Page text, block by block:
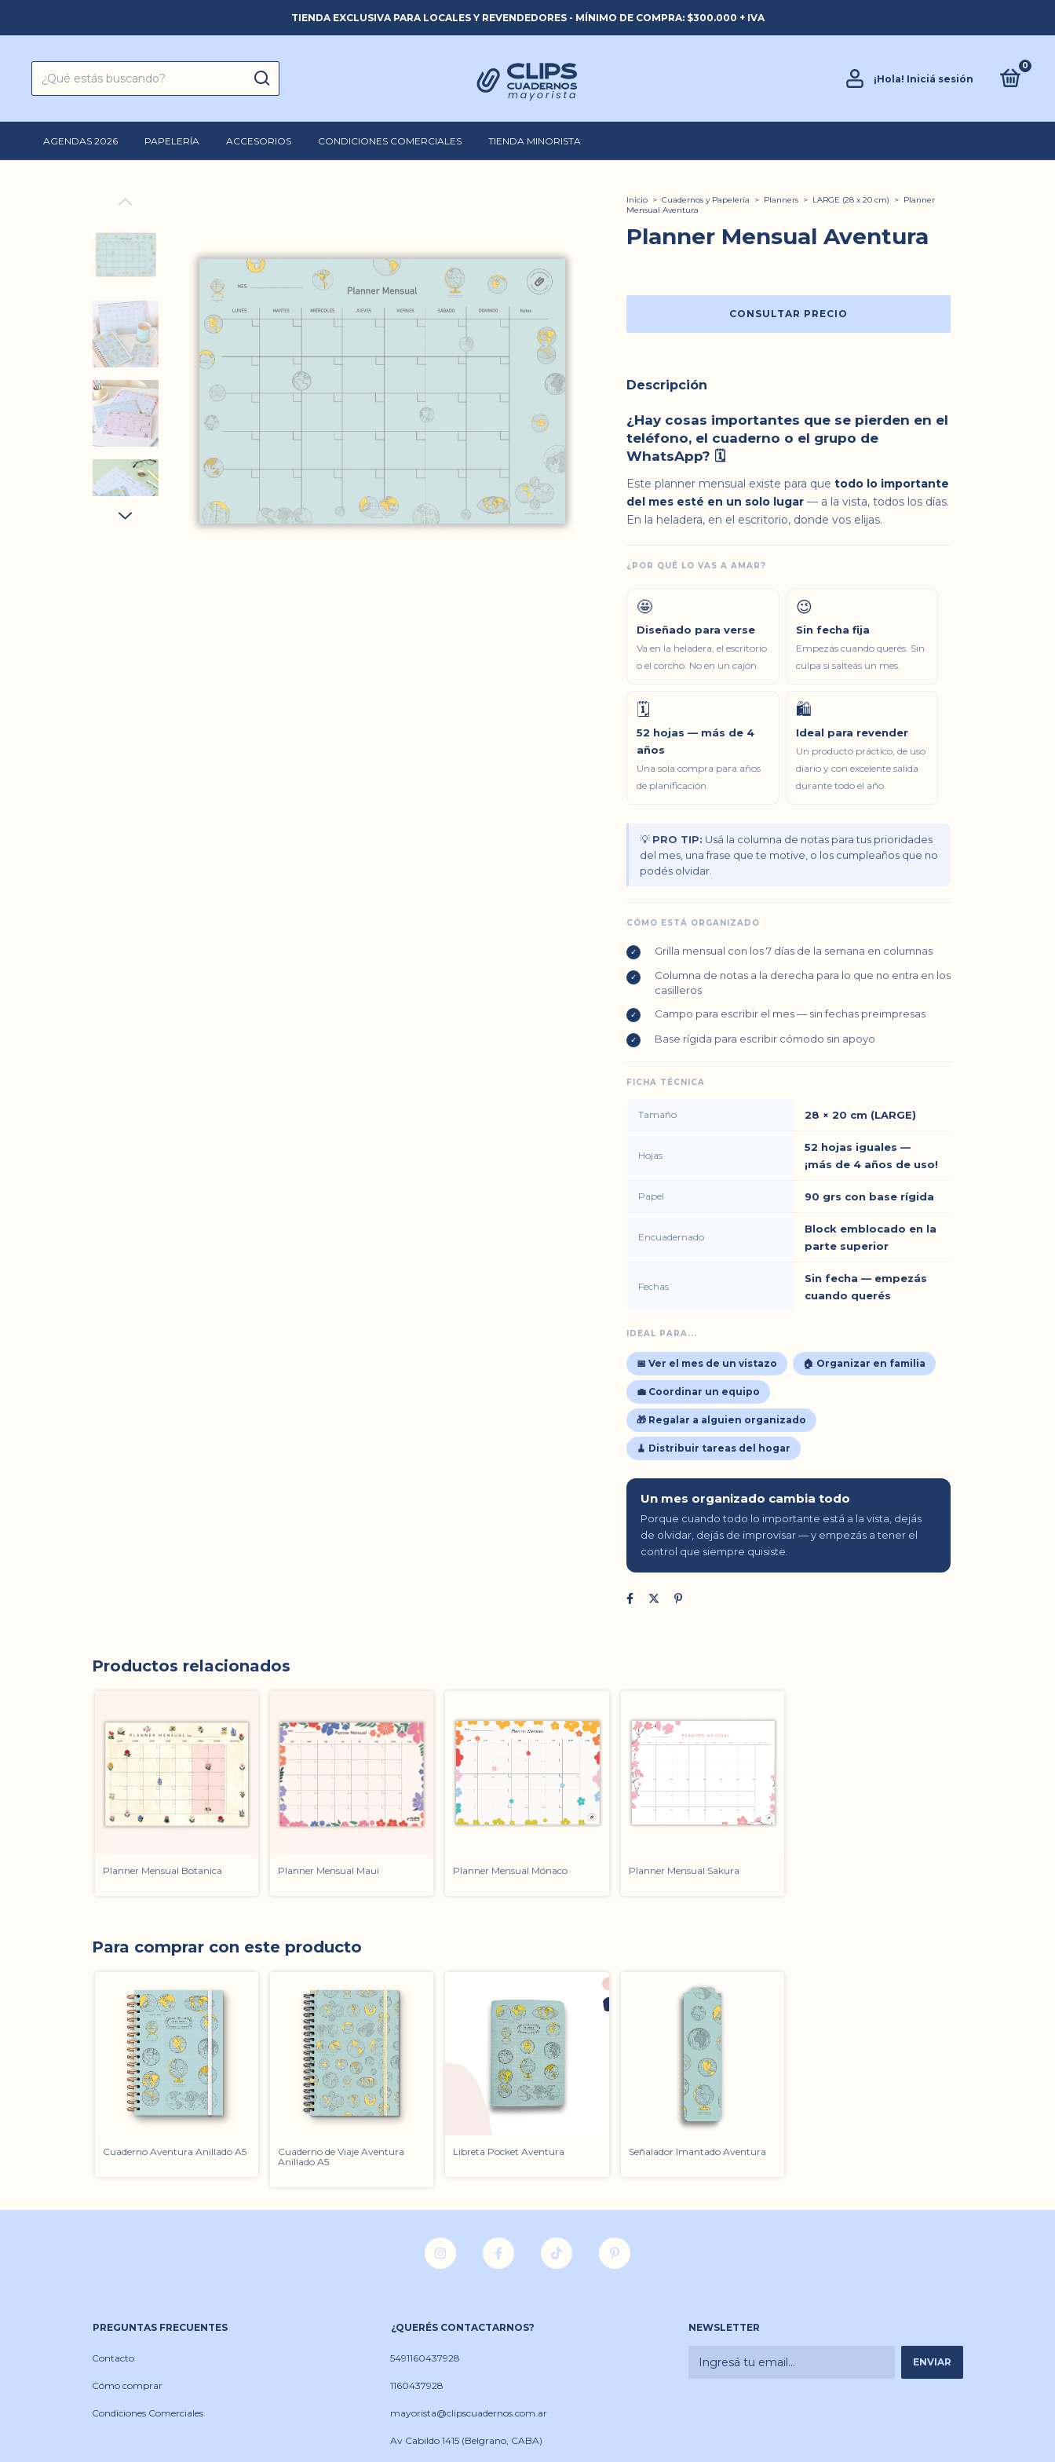
TIENDA EXCLUSIVA PARA LOCALES Y REVENDEDORES - MÍNIMO DE COMPRA: $300.000 + IVA
¡Hola! Iniciá sesión
0
AGENDAS 2026 PAPELERÍA ACCESORIOS CONDICIONES COMERCIALES TIENDA MINORISTA
Inicio > Cuadernos y Papelería > Planners > LARGE (28 x 20 cm) > Planner
Mensual Aventura
Planner Mensual Aventura
Descripción
¿Hay cosas importantes que se pierden en el
teléfono, el cuaderno o el grupo de
WhatsApp? 🗓️
Este planner mensual existe para que todo lo importante
del mes esté en un solo lugar — a la vista, todos los días.
En la heladera, en el escritorio, donde vos elijas.
¿POR QUÉ LO VAS A AMAR?
🤩
Diseñado para verse
Va en la heladera, el escritorio
o el corcho. No en un cajón.
😉
Sin fecha fija
Empezás cuando querés. Sin
culpa si salteás un mes.
🗓️
52 hojas — más de 4
años
Una sola compra para años
de planificación.
🛍️
Ideal para revender
Un producto práctico, de uso
diario y con excelente salida
durante todo el año.
💡 PRO TIP: Usá la columna de notas para tus prioridades
del mes, una frase que te motive, o los cumpleaños que no
podés olvidar.
CÓMO ESTÁ ORGANIZADO
✓ Grilla mensual con los 7 días de la semana en columnas
✓
Columna de notas a la derecha para lo que no entra en los
casilleros
✓ Campo para escribir el mes — sin fechas preimpresas
✓ Base rígida para escribir cómodo sin apoyo
FICHA TÉCNICA
Tamaño 28 × 20 cm (LARGE)
Hojas
52 hojas iguales —
¡más de 4 años de uso!
Papel 90 grs con base rígida
Encuadernado
Block emblocado en la
parte superior
Fechas
Sin fecha — empezás
cuando querés
IDEAL PARA...
📅 Ver el mes de un vistazo 🏠 Organizar en familia
💼 Coordinar un equipo
🎁 Regalar a alguien organizado
🧹 Distribuir tareas del hogar
Un mes organizado cambia todo
Porque cuando todo lo importante está a la vista, dejás
de olvidar, dejás de improvisar — y empezás a tener el
control que siempre quisiste.
Productos relacionados
Planner Mensual Botanica Planner Mensual Maui Planner Mensual Mónaco Planner Mensual Sakura
Para comprar con este producto
Cuaderno Aventura Anillado A5
Cuaderno de Viaje Aventura
Anillado A5
Libreta Pocket Aventura Señalador Imantado Aventura
PREGUNTAS FRECUENTES
Contacto
Cómo comprar
Condiciones Comerciales
¿QUERÉS CONTACTARNOS?
5491160437928
1160437928
mayorista@clipscuadernos.com.ar
Av Cabildo 1415 (Belgrano, CABA)
NEWSLETTER